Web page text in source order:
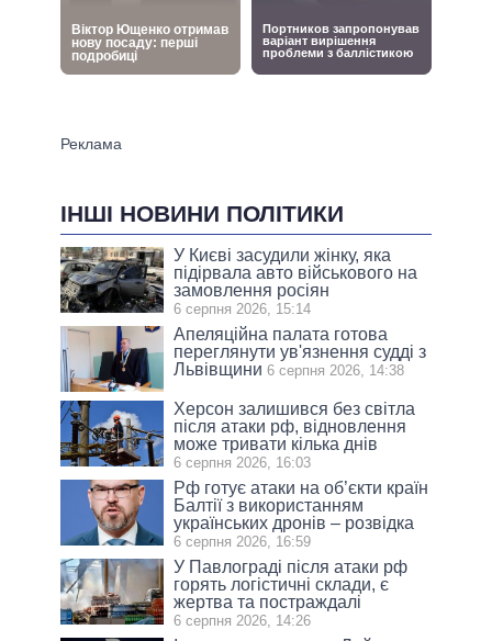
ІНШІ НОВИНИ ПОЛІТИКИ
У Києві засудили жінку, яка
підірвала авто військового на
замовлення росіян
6 серпня 2026, 15:14
Апеляційна палата готова
переглянути ув'язнення судді з
Львівщини 6 серпня 2026, 14:38
Херсон залишився без світла
після атаки рф, відновлення
може тривати кілька днів
6 серпня 2026, 16:03
Рф готує атаки на об’єкти країн
Балтії з використанням
українських дронів – розвідка
6 серпня 2026, 16:59
У Павлограді після атаки рф
горять логістичні склади, є
жертва та постраждалі
6 серпня 2026, 14:26